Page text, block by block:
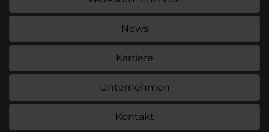
News
Karriere
Unternehmen
Kontakt